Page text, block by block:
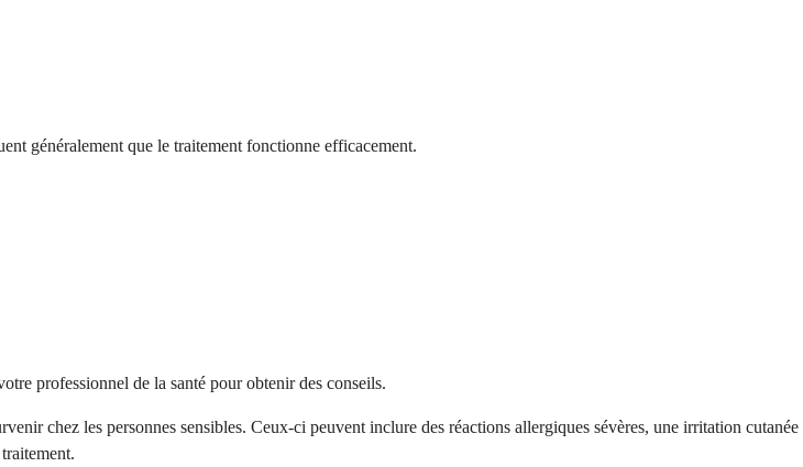
généralement que le traitement fonctionne efficacement.
professionnel de la santé pour obtenir des conseils.
chez les personnes sensibles. Ceux-ci peuvent inclure des réactions allergiques sévères, une irritation cutanée